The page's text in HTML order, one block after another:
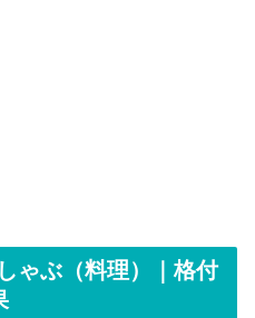
ゃぶ（料理）｜格付